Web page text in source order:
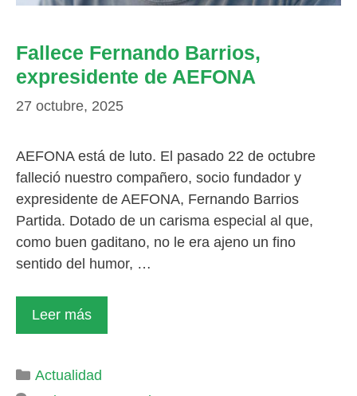
Fallece Fernando Barrios,
expresidente de AEFONA
27 octubre, 2025
AEFONA está de luto. El pasado 22 de octubre
falleció nuestro compañero, socio fundador y
expresidente de AEFONA, Fernando Barrios
Partida. Dotado de un carisma especial al que,
como buen gaditano, no le era ajeno un fino
sentido del humor, …
Leer más
Categorías
Actualidad